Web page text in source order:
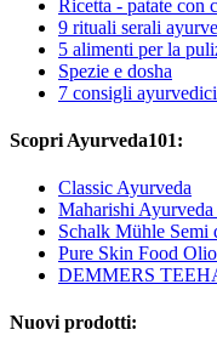
Ricetta - patate con
9 rituali serali
5 alimenti per la
Spezie e dosha
7 consigli
Scopri Ayurveda101:
Classic Ayurveda
Maharishi
Schalk Mühle Semi
Pure Skin Food
DEMMERS
Nuovi prodotti: